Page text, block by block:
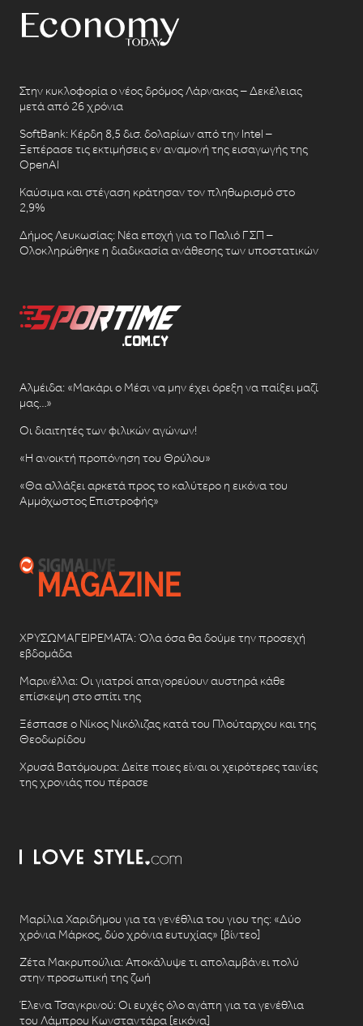
Στην κυκλοφορία ο νέος δρόμος Λάρνακας – Δεκέλειας
μετά από 26 χρόνια
SoftBank: Κέρδη 8,5 δισ. δολαρίων από την Intel –
Ξεπέρασε τις εκτιμήσεις εν αναμονή της εισαγωγής της
OpenAI
Καύσιμα και στέγαση κράτησαν τον πληθωρισμό στο
2,9%
Δήμος Λευκωσίας: Νέα εποχή για το Παλιό ΓΣΠ –
Ολοκληρώθηκε η διαδικασία ανάθεσης των υποστατικών
Αλμέιδα: «Μακάρι ο Μέσι να μην έχει όρεξη να παίξει μαζί
μας…»
Οι διαιτητές των φιλικών αγώνων!
«Η ανοικτή προπόνηση του Θρύλου»
«Θα αλλάξει αρκετά προς το καλύτερο η εικόνα του
Αμμόχωστος Επιστροφής»
ΧΡΥΣΩΜΑΓΕΙΡΕΜΑΤΑ: Όλα όσα θα δούμε την προσεχή
εβδομάδα
Μαρινέλλα: Οι γιατροί απαγορεύουν αυστηρά κάθε
επίσκεψη στο σπίτι της
Ξέσπασε ο Νίκος Νικόλιζας κατά του Πλούταρχου και της
Θεοδωρίδου
Χρυσά Βατόμουρα: Δείτε ποιες είναι οι χειρότερες ταινίες
της χρονιάς που πέρασε
Μαρίλια Χαριδήμου για τα γενέθλια του γιου της: «Δύο
χρόνια Μάρκος, δύο χρόνια ευτυχίας» [βίντεο]
Ζέτα Μακρυπούλια: Αποκάλυψε τι απολαμβάνει πολύ
στην προσωπική της ζωή
Έλενα Τσαγκρινού: Οι ευχές όλο αγάπη για τα γενέθλια
του Λάμπρου Κωνσταντάρα [εικόνα]